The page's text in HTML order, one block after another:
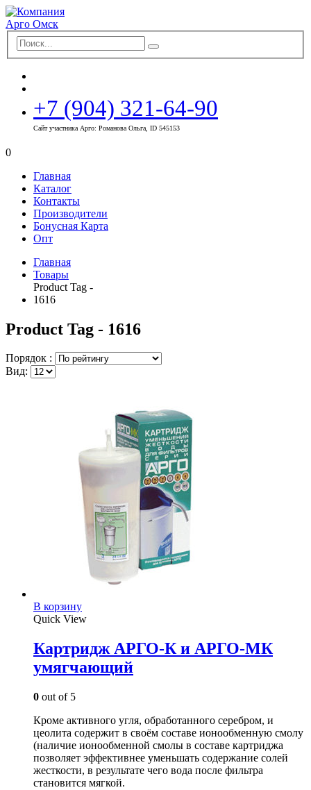
+7 (904) 321-64-90
Сайт участника Арго: Романова Ольга, ID 545153
0
Главная
Каталог
Контакты
Производители
Бонусная Карта
Опт
Главная
Товары
Product Tag -
1616
Product Tag - 1616
Порядок :
Вид:
В корзину
Quick View
Картридж АРГО-К и АРГО-МК
умягчающий
0 out of 5
Кроме активного угля, обработанного серебром, и
цеолита содержит в своём составе ионообменную смолу
(наличие ионообменной смолы в составе картриджа
позволяет эффективнее уменьшать содержание солей
жесткости, в результате чего вода после фильтра
становится мягкой.